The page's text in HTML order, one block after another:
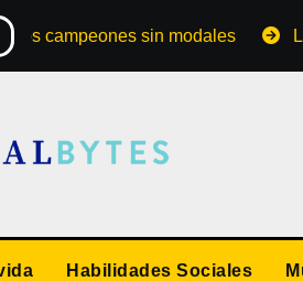
sin modales Los 10
Habilidades Sociales